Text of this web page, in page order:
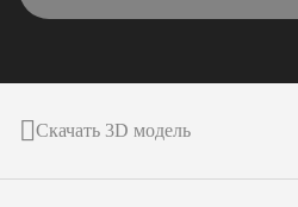
Скачать 3D модель